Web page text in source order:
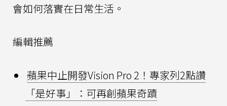
會如何落實在日常生活。
編輯推薦
蘋果中止開發Vision Pro 2！專家列2點讚
「是好事」：可再創蘋果奇蹟